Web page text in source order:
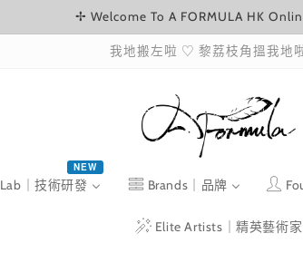
✢ Welcome To A FORMULA HK
我地搬左啦 ♡ 黎荔枝角搵我地
Lab｜技術研發
NEW
Brands｜品牌
Elite Artists｜精英藝術家